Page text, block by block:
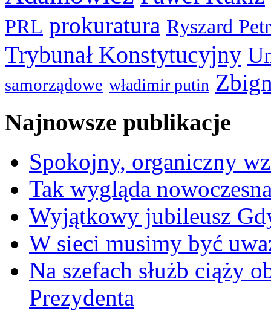
PRL prokuratura Ryszard
Trybunał Konstytucyjny
samorządowe władimir putin
Najnowsze publikacje
Spokojny, organiczny
Tak wygląda
Wyjątkowy jubileusz
W sieci musimy być
Na szefach służb ciąży
Prezydenta